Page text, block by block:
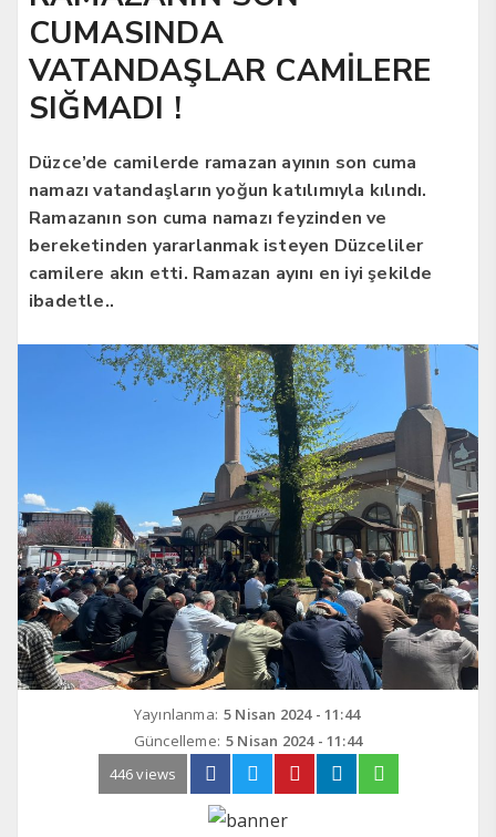
CUMASINDA
VATANDAŞLAR CAMİLERE
SIĞMADI !
Düzce’de camilerde ramazan ayının son cuma
namazı vatandaşların yoğun katılımıyla kılındı.
Ramazanın son cuma namazı feyzinden ve
bereketinden yararlanmak isteyen Düzceliler
camilere akın etti. Ramazan ayını en iyi şekilde
ibadetle..
Yayınlanma: 5 Nisan 2024 - 11:44
Güncelleme: 5 Nisan 2024 - 11:44
446 views